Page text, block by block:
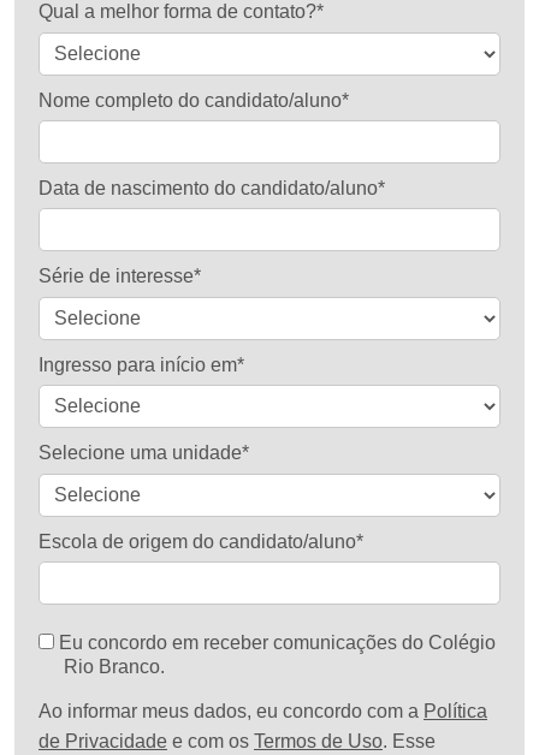
Qual a melhor forma de contato?*
Nome completo do candidato/aluno*
Data de nascimento do candidato/aluno*
Série de interesse*
Ingresso para início em*
Selecione uma unidade*
Escola de origem do candidato/aluno*
Eu concordo em receber comunicações do Colégio
Rio Branco.
Ao informar meus dados, eu concordo com a Política
de Privacidade e com os Termos de Uso. Esse